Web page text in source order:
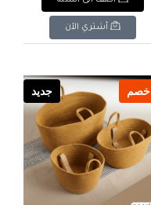
أشتري الآن
خصم جديد